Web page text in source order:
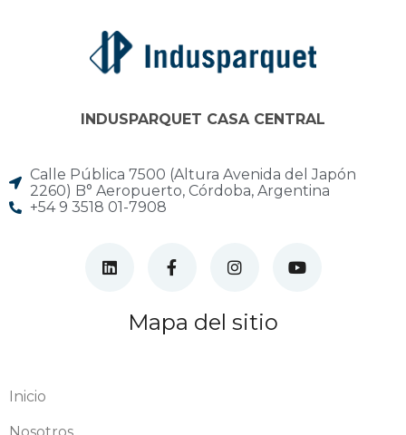
INDUSPARQUET CASA CENTRAL
Calle Pública 7500 (Altura Avenida del Japón
2260) B° Aeropuerto, Córdoba, Argentina
+54 9 3518 01-7908
Mapa del sitio
Inicio